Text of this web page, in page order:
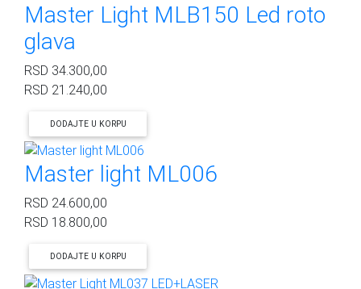
Master Light MLB150 Led roto
glava
RSD 34.300,00
RSD 21.240,00
DODAJTE U KORPU
Master light ML006
RSD 24.600,00
RSD 18.800,00
DODAJTE U KORPU